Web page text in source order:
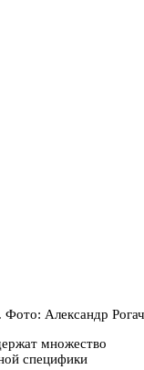
Александр
множество
специфики